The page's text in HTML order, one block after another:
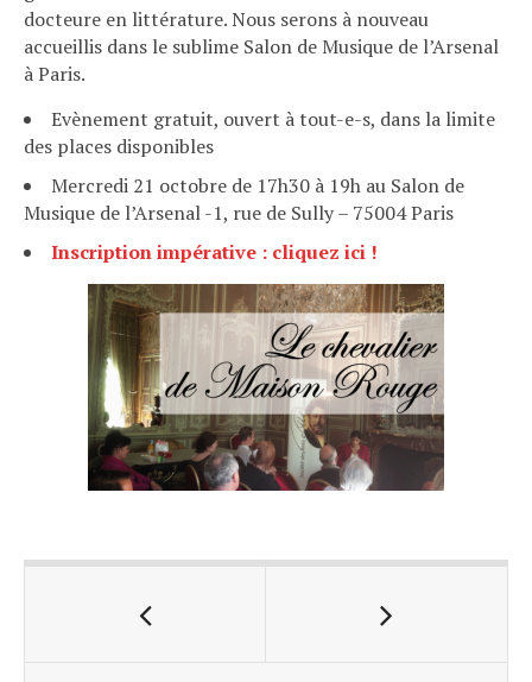
docteure en littérature. Nous serons à nouveau
accueillis dans le sublime Salon de Musique de l’Arsenal
à Paris.
Evènement gratuit, ouvert à tout-e-s, dans la limite
des places disponibles
Mercredi 21 octobre de 17h30 à 19h au Salon de
Musique de l’Arsenal -1, rue de Sully – 75004 Paris
Inscription impérative : cliquez ici !